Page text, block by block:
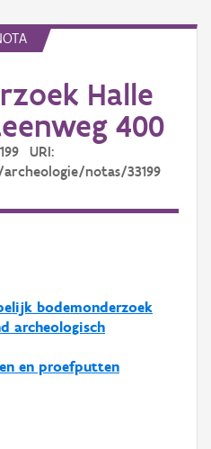
Halle
400
URI:
notas/33199
bodemonderzoek
archeologisch
en proefputten